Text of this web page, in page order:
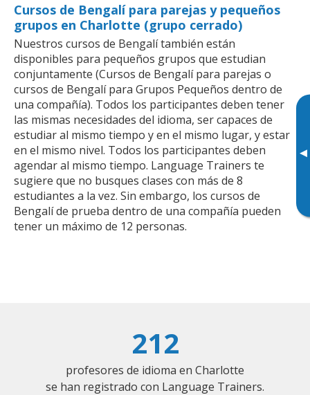
▸
Cursos de Bengalí para parejas y pequeños
grupos en Charlotte (grupo cerrado)
Nuestros cursos de Bengalí también están
disponibles para pequeños grupos que estudian
conjuntamente (Cursos de Bengalí para parejas o
cursos de Bengalí para Grupos Pequeños dentro de
una compañía). Todos los participantes deben tener
las mismas necesidades del idioma, ser capaces de
estudiar al mismo tiempo y en el mismo lugar, y estar
en el mismo nivel. Todos los participantes deben
agendar al mismo tiempo. Language Trainers te
sugiere que no busques clases con más de 8
estudiantes a la vez. Sin embargo, los cursos de
Bengalí de prueba dentro de una compañía pueden
tener un máximo de 12 personas.
212
profesores de idioma en Charlotte
se han registrado con Language Trainers.